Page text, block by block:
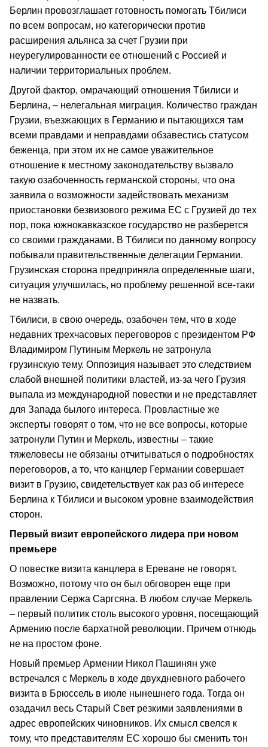
Берлин провозглашает готовность помогать Тбилиси
по всем вопросам, но категорически против
расширения альянса за счет Грузии при
неурегулированности ее отношений с Россией и
наличии территориальных проблем.
Другой фактор, омрачающий отношения Тбилиси и
Берлина, – нелегальная миграция. Количество граждан
Грузии, въезжающих в Германию и пытающихся там
всеми правдами и неправдами обзавестись статусом
беженца, при этом их не самое уважительное
отношение к местному законодательству вызвало
такую озабоченность германской стороны, что она
заявила о возможности задействовать механизм
приостановки безвизового режима ЕС с Грузией до тех
пор, пока южнокавказское государство не разберется
со своими гражданами. В Тбилиси по данному вопросу
побывали правительственные делегации Германии.
Грузинская сторона предприняла определенные шаги,
ситуация улучшилась, но проблему решенной все-таки
не назвать.
Тбилиси, в свою очередь, озабочен тем, что в ходе
недавних трехчасовых переговоров с президентом РФ
Владимиром Путиным Меркель не затронула
грузинскую тему. Оппозиция называет это следствием
слабой внешней политики властей, из-за чего Грузия
выпала из международной повестки и не представляет
для Запада былого интереса. Провластные же
эксперты говорят о том, что не все вопросы, которые
затронули Путин и Меркель, известны – такие
тяжеловесы не обязаны отчитываться о подробностях
переговоров, а то, что канцлер Германии совершает
визит в Грузию, свидетельствует как раз об интересе
Берлина к Тбилиси и высоком уровне взаимодействия
сторон.
Первый визит европейского лидера при новом
премьере
О повестке визита канцлера в Ереване не говорят.
Возможно, потому что он был обговорен еще при
правлении Сержа Саргсяна. В любом случае Меркель
– первый политик столь высокого уровня, посещающий
Армению после бархатной революции. Причем отнюдь
не на простом фоне.
Новый премьер Армении Никол Пашинян уже
встречался с Меркель в ходе двухдневного рабочего
визита в Брюссель в июле нынешнего года. Тогда он
озадачил весь Старый Свет резкими заявлениями в
адрес европейских чиновников. Их смысл свелся к
тому, что представителям ЕС хорошо бы сменить тон